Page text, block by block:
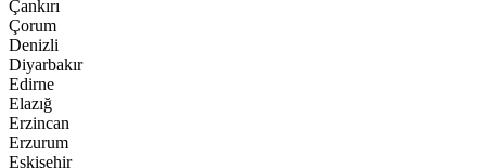
Çankırı
Çorum
Denizli
Diyarbakır
Edirne
Elazığ
Erzincan
Erzurum
Eskişehir